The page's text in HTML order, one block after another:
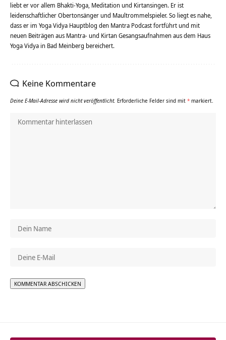
liebt er vor allem Bhakti-Yoga, Meditation und Kirtansingen. Er ist
leidenschaftlicher Obertonsänger und Maultrommelspieler. So liegt es nahe,
dass er im Yoga Vidya Hauptblog den Mantra Podcast fortführt und mit
neuen Beiträgen aus Mantra- und Kirtan Gesangsaufnahmen aus dem Haus
Yoga Vidya in Bad Meinberg bereichert.
Keine Kommentare
Deine E-Mail-Adresse wird nicht veröffentlicht. Erforderliche Felder sind mit * markiert.